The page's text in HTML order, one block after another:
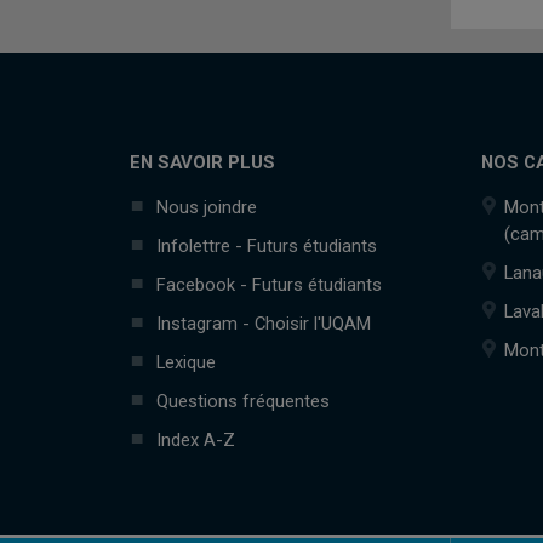
EN SAVOIR PLUS
Nous joindre
Infolettre - Futurs étudiants
Facebook - Futurs étudiants
Instagram - Choisir l'UQAM
Lexique
Questions fréquentes
Index A-Z
NOS
Laval